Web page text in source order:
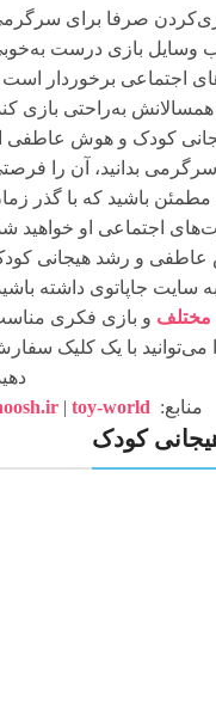
صرفا برای
وسایل بازی درست
اجتماعی برخوردار
همسالانش به‌راحتی بازی
کودک و هوش عاطفی
سرگرمی بدانید، آن را
باشید که با گذر
اجتماعی او خواهید
عاطفی و رشد هیجانی
سایت جاپاتوی داشته
و بازی فکری
با یک کلیک
منابع:
| toy-world
کودک